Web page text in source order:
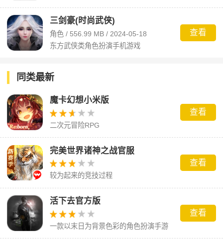
三剑豪(时尚武侠)
角色 / 556.99 MB / 2024-05-18
东方武侠类角色扮演手机游戏
查看
同类最新
魔卡幻想小米版
二次元冒险RPG
查看
完美世界诸神之战官服
较为起来的竞技过程
查看
活下去官方版
一款以末日为背景色彩的角色扮演手游
查看